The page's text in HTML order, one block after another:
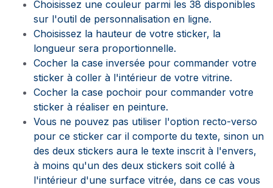
Choisissez une couleur parmi les 38 disponibles
sur l'outil de personnalisation en ligne.
Choisissez la hauteur de votre sticker, la
longueur sera proportionnelle.
Cocher la case inversée pour commander votre
sticker à coller à l'intérieur de votre vitrine.
Cocher la case pochoir pour commander votre
sticker à réaliser en peinture.
Vous ne pouvez pas utiliser l'option recto-verso
pour ce sticker car il comporte du texte, sinon un
des deux stickers aura le texte inscrit à l'envers,
à moins qu'un des deux stickers soit collé à
l'intérieur d'une surface vitrée, dans ce cas vous